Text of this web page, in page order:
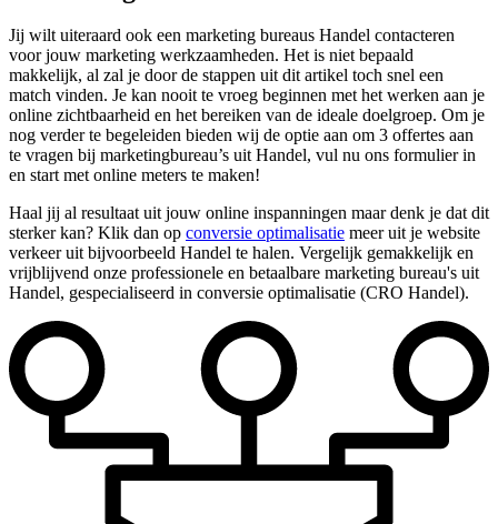
Jij wilt uiteraard ook een marketing bureaus Handel contacteren
voor jouw marketing werkzaamheden. Het is niet bepaald
makkelijk, al zal je door de stappen uit dit artikel toch snel een
match vinden. Je kan nooit te vroeg beginnen met het werken aan je
online zichtbaarheid en het bereiken van de ideale doelgroep. Om je
nog verder te begeleiden bieden wij de optie aan om 3 offertes aan
te vragen bij marketingbureau’s uit Handel, vul nu ons formulier in
en start met online meters te maken!
Haal jij al resultaat uit jouw online inspanningen maar denk je dat dit
sterker kan? Klik dan op conversie optimalisatie meer uit je website
verkeer uit bijvoorbeeld Handel te halen. Vergelijk gemakkelijk en
vrijblijvend onze professionele en betaalbare marketing bureau's uit
Handel, gespecialiseerd in conversie optimalisatie (CRO Handel).